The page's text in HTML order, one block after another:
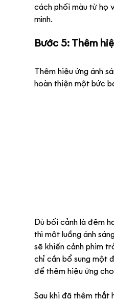
cách phối màu từ họ
mình.
Bước 5: Thêm
Thêm hiệu ứng ánh
hoàn thiện một bức
Dù bối cảnh là đêm
thì một luồng ánh
sẽ khiến cảnh phim
chỉ cần bổ sung một
để thêm hiệu ứng
Sau khi đã thêm thắt